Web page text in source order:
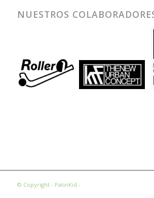
NUESTROS
© Copyright - PatinKid -